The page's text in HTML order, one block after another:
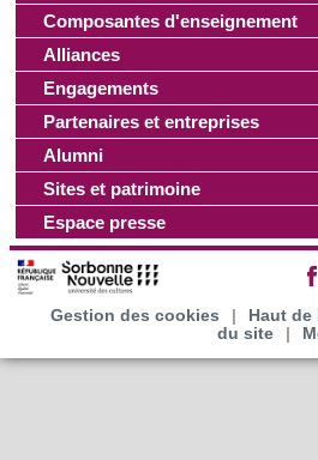
Composantes d'enseignement
Alliances
Engagements
Partenaires et entreprises
Alumni
Sites et patrimoine
Espace presse
Gestion des cookies Haut de
du site